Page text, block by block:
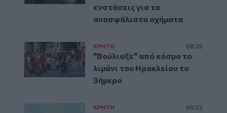
ενστάσεις για τα
ανασφάλιστα οχήματα
ΚΡΗΤΗ 08:25
"Βούλιαξε" από κόσμο το
λιμάνι του Ηρακλείου το
3ήμερο
ΚΡΗΤΗ 09:22